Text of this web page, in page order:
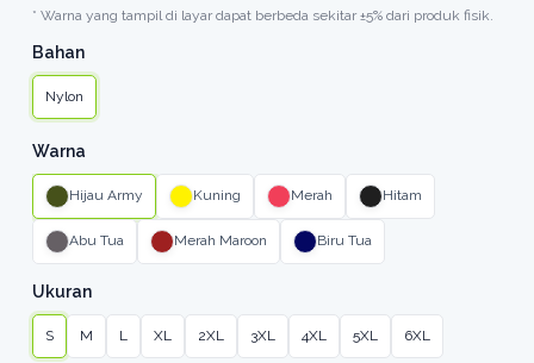
* Warna yang tampil di layar dapat berbeda sekitar ±5% dari produk fisik.
Bahan
Nylon
Warna
Hijau Army Kuning Merah Hitam
Abu Tua Merah Maroon Biru Tua
Ukuran
S M L XL 2XL 3XL 4XL 5XL 6XL